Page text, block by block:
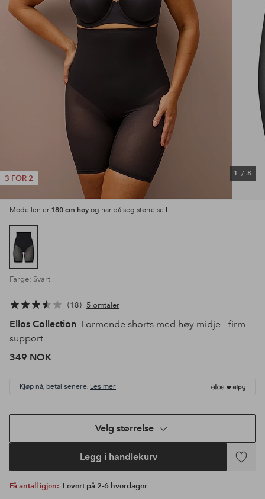
3 FOR 2
1 / 8
Modellen er 180 cm høy og har på seg størrelse L
Farge: Svart
18 5 omtaler
Ellos Collection Formende shorts med høy midje - firm
support
349 NOK
Kjøp nå, betal senere. Les mer
Velg størrelse
Legg i handlekurv
Legg
Få antall igjen: Levert på 2-6 hverdager